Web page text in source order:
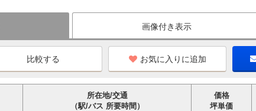
画像付き表示
お気に入りに追加
所在地/交通
（駅/バス 所要時間）
価格
坪単価